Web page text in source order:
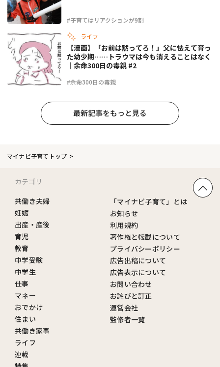
#子育てはリアクションが9割
ライフ
#余命300日の毒親
【漫画】「お前は黙ってろ！」父に怯えて育っ
た幼少期……トラウマは今も消えることはなく
｜余命300日の毒親 #2
最新記事をもっと見る
マイナビ子育てトップ
カテゴリ
共働き夫婦
妊娠
出産・産後
育児
教育
中学受験
中学生
仕事
マネー
おでかけ
住まい
共働き家事
ライフ
連載
「マイナビ子育て」とは
お知らせ
利用規約
著作権と転載について
プライバシーポリシー
広告出稿について
広告表示について
お問い合わせ
お詫びと訂正
運営会社
監修者一覧